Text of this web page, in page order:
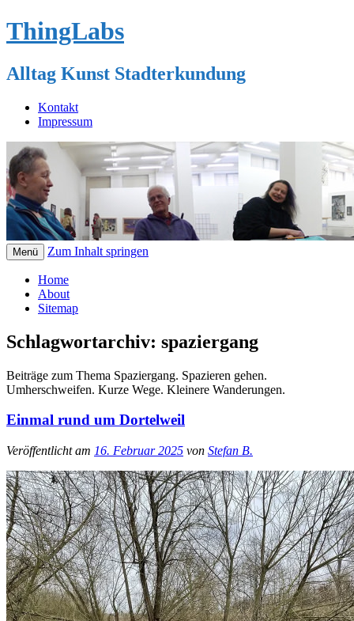
ThingLabs
Alltag Kunst Stadterkundung
Kontakt
Impressum
Menü Zum Inhalt springen
Home
About
Sitemap
Schlagwortarchiv: spaziergang
Beiträge zum Thema Spaziergang. Spazieren gehen.
Umherschweifen. Kurze Wege. Kleinere Wanderungen.
Einmal rund um Dortelweil
Veröffentlicht am 16. Februar 2025 von Stefan B.